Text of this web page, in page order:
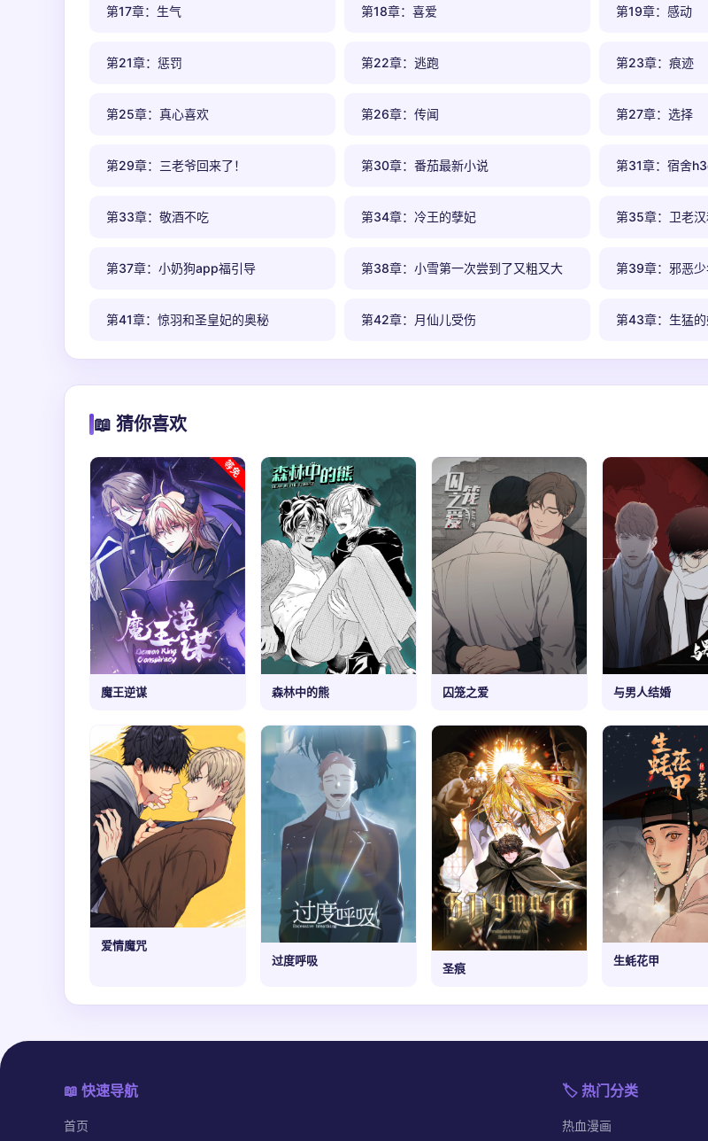
第17章：生气 第18章：喜爱 第19章：感动
第21章：惩罚 第22章：逃跑 第23章：痕迹
第25章：真心喜欢 第26章：传闻 第27章：选择
第29章：三老爷回来了！ 第30章：番茄最新小说 第31章：宿舍
第33章：敬酒不吃 第34章：冷王的孽妃 第35章：卫老
第37章：小奶狗app福引导 第38章：小雪第一次尝到了又粗又大 第39章：邪恶
第41章：惊羽和圣皇妃的奥秘 第42章：月仙儿受伤 第43章：生猛
📖 猜你喜欢
魔王逆谋 森林中的熊 囚笼之爱 与男人结婚
爱情魔咒
过度呼吸
圣痕
生蚝花甲
📖 快速导航
首页
🏷️ 热门分类
热血漫画